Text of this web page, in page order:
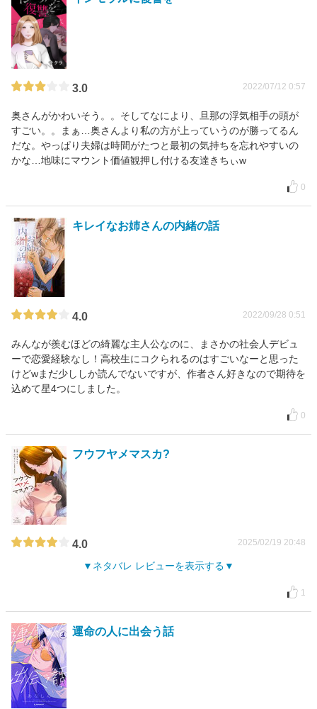
3.0 2022/07/12 0:57
奥さんがかわいそう。。そしてなにより、旦那の浮気相手の頭が
すごい。。まぁ…奥さんより私の方が上っていうのが勝ってるん
だな。やっぱり夫婦は時間がたつと最初の気持ちを忘れやすいの
かな…地味にマウント価値観押し付ける友達きちぃw
0
キレイなお姉さんの内緒の話
4.0 2022/09/28 0:51
みんなが羨むほどの綺麗な主人公なのに、まさかの社会人デビュ
ーで恋愛経験なし！高校生にコクられるのはすごいなーと思った
けどwまだ少ししか読んでないですが、作者さん好きなので期待を
込めて星4つにしました。
0
フウフヤメマスカ?
4.0 2025/02/19 20:48
ネタバレ レビューを表示する
1
運命の人に出会う話